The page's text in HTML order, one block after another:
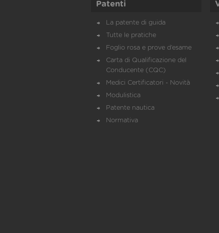
Patenti
La patente di guida
Tutte le pratiche
Foglio rosa e prove d’esame
Carta di Qualificazione del
Conducente (CQC)
Medici Certificatori - Novità
Modulistica
Patente nautica
Normativa